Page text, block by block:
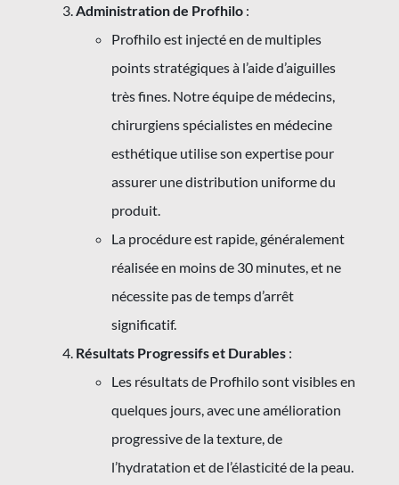
Administration de Profhilo:
Profhilo est injecté en de multiples
points stratégiques à l’aide d’aiguilles
très fines. Notre équipe de médecins,
chirurgiens spécialistes en médecine
esthétique utilise son expertise pour
assurer une distribution uniforme du
produit.
La procédure est rapide, généralement
réalisée en moins de 30 minutes, et ne
nécessite pas de temps d’arrêt
significatif.
Résultats Progressifs et Durables:
Les résultats de Profhilo sont visibles en
quelques jours, avec une amélioration
progressive de la texture, de
l’hydratation et de l’élasticité de la peau.